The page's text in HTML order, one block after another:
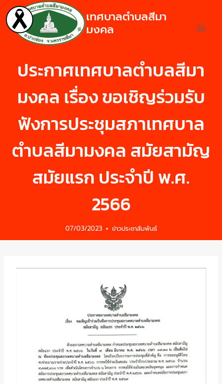
เทศบาลตำบลสีมา
มงคล
ประกาศเทศบาลตำบลสีมา
มงคล เรื่อง ขอเชิญร่วมรับ
ฟังการประชุมสภาเทศบาล
ตำบลสีมามงคล สมัยสามัญ
สมัยแรก ประจำปี พ.ศ.
2566
07/03/2023 ข่าวประชาสัมพันธ์